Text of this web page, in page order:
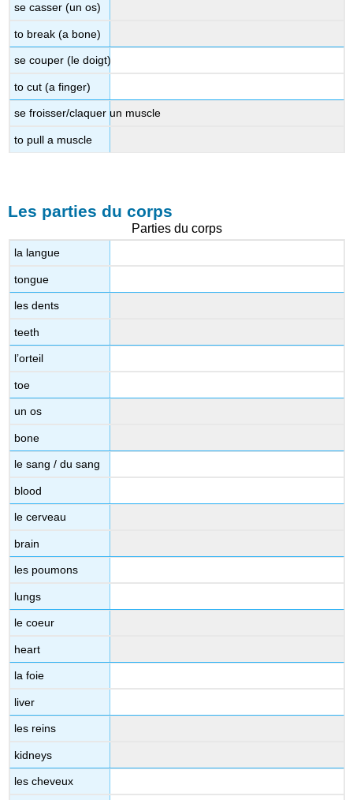
se casser (un os)
to break (a bone)
se couper (le doigt)
to cut (a finger)
se froisser/claquer un muscle
to pull a muscle
Les parties du corps
Parties du corps
la langue
tongue
les dents
teeth
l’orteil
toe
un os
bone
le sang / du sang
blood
le cerveau
brain
les poumons
lungs
le coeur
heart
la foie
liver
les reins
kidneys
les cheveux